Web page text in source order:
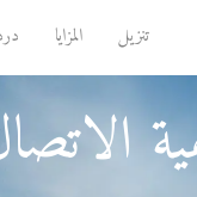
تنزيل المزايا